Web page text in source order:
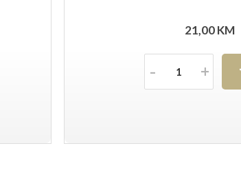
21,00KM
Količina